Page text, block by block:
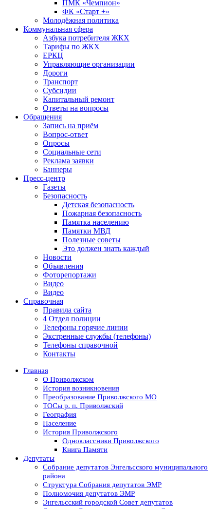
ПМК «Чемпион»
ФК «Старт +»
Молодёжная политика
Коммунальная сфера
Азбука потребителя ЖКХ
Тарифы по ЖКХ
ЕРКЦ
Управляющие организации
Дороги
Транспорт
Субсидии
Капитальный ремонт
Ответы на вопросы
Обращения
Запись на приём
Вопрос-ответ
Опросы
Социальные сети
Реклама заявки
Баннеры
Пресс-центр
Газеты
Безопасность
Детская безопасность
Пожарная безопасность
Памятка населению
Памятки МВД
Полезные советы
Это должен знать каждый
Новости
Объявления
Фоторепортажи
Видео
Видео
Справочная
Правила сайта
4 Отдел полиции
Телефоны горячие линии
Экстренные службы (телефоны)
Телефоны справочной
Контакты
Главная
О Приволжском
История возникновения
Преобразование Приволжского МО
ТОСы р. п. Приволжский
География
Население
История Приволжского
Одноклассники Приволжского
Книга Памяти
Депутаты
Собрание депутатов Энгельсского муниципального
района
Структура Собрания депутатов ЭМР
Полномочия депутатов ЭМР
Энгельсский городской Совет депутатов